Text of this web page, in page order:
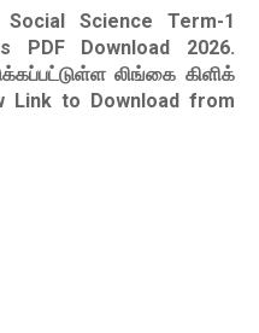
Science Term-1
PDF Download 2026.
லிங்கை கிளிக்
Link to Download from